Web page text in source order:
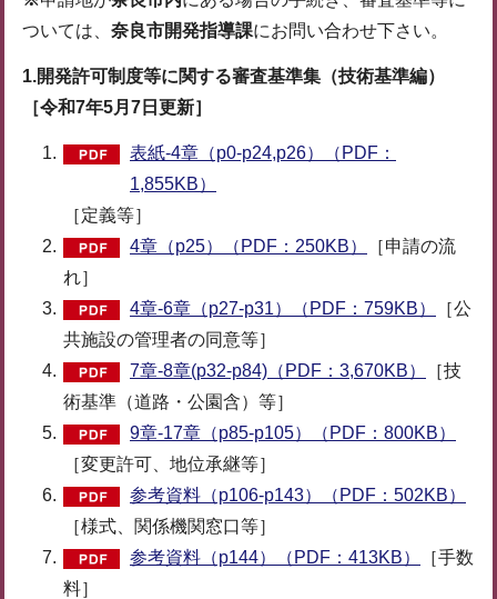
ついては、 奈良市開発指導課にお問い合わせ下さい。
1.開発許可制度等に関する審査基準集（技術基準編）
［令和7年5月7日更新］
表紙-4章（p0-p24,p26）（PDF：
1,855KB）
［定義等］
4章（p25）（PDF：250KB）
［申請の流
れ］
4章-6章（p27-p31）（PDF：759KB）
［公
共施設の管理者の同意等］
7章-8章(p32-p84)（PDF：3,670KB）
［技
術基準（道路・公園含）等］
9章-17章（p85-p105）（PDF：800KB）
［変更許可、地位承継等］
参考資料（p106-p143）（PDF：502KB）
［様式、関係機関窓口等］
参考資料（p144）（PDF：413KB）
［手数
料］